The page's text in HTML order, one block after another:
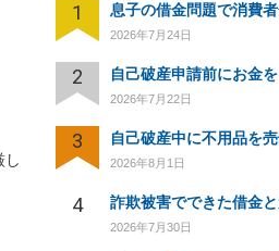
し
1
2026年7月24日
2 自己破産申請前にお金を
2026年7月22日
3
2026年8月1日
4
2026年7月30日